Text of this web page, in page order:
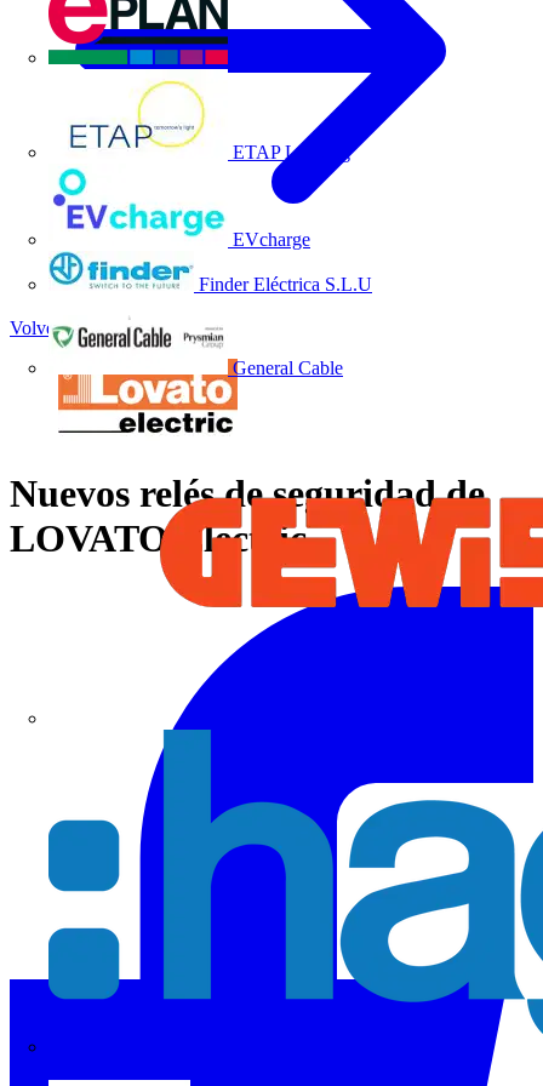
ETAP Lighting
EVcharge
Finder Eléctrica S.L.U
General Cable
Volver a Noticias
Nuevos relés de seguridad de
LOVATO Electric